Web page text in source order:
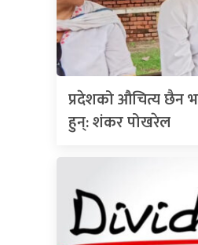
प्रदेशको औचित्य छैन
हुन्: शंकर पोखरेल